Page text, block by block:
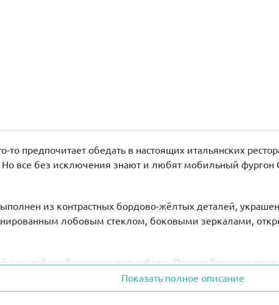
предпочитает обедать в настоящих итальянских
Но все без исключения знают и любят мобильный
из контрастных бордово-жёлтых деталей,
лобовым стеклом, боковыми зеркалами,
есть всё необходимое для работы. Подняв боковые
Рядом с ними вывешено красочное меню,
политого кетчупом.
Показать полное описание